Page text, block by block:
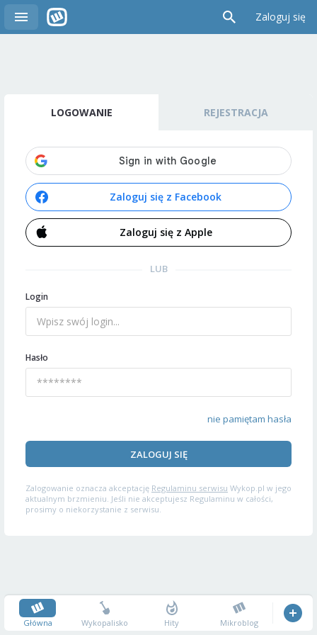
Zaloguj się
LOGOWANIE REJESTRACJA
Zaloguj się z Facebook
Zaloguj się z Apple
LUB
Login
Hasło
nie pamiętam hasła
ZALOGUJ SIĘ
Zalogowanie oznacza akceptację Regulaminu serwisu Wykop.pl w jego
aktualnym brzmieniu. Jeśli nie akceptujesz Regulaminu w całości,
prosimy o niekorzystanie z serwisu.
Główna Wykopalisko Hity Mikroblog